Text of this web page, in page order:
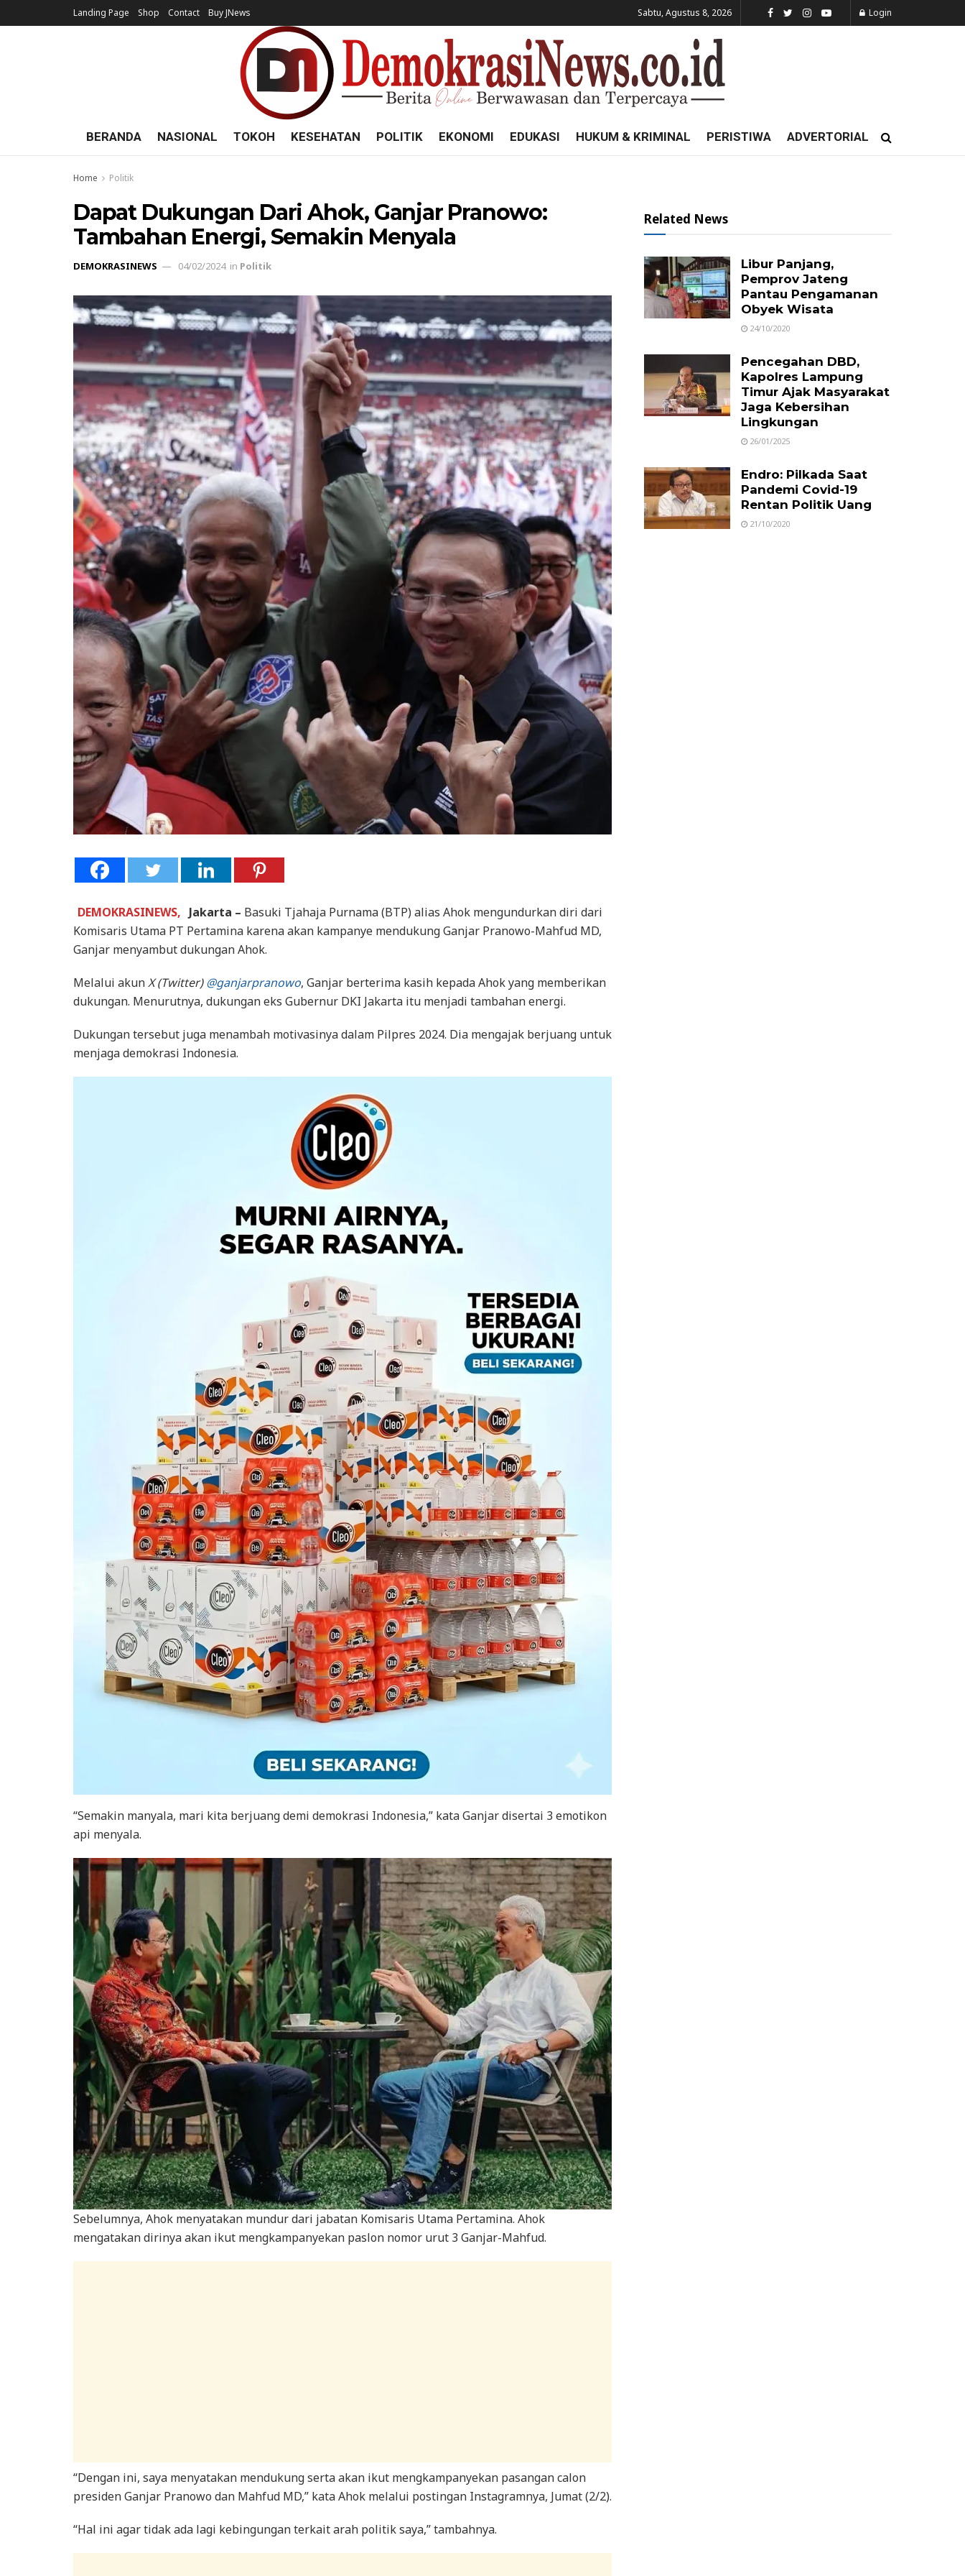
Landing Page Shop Contact Buy JNews Sabtu, Agustus 8, 2026 Login
BERANDA NASIONAL TOKOH KESEHATAN POLITIK EKONOMI EDUKASI HUKUM & KRIMINAL PERISTIWA ADVERTORIAL
Home Politik
Dapat Dukungan Dari Ahok, Ganjar Pranowo:
Tambahan Energi, Semakin Menyala
DEMOKRASINEWS 04/02/2024 in Politik
DEMOKRASINEWS, Jakarta – Basuki Tjahaja Purnama (BTP) alias Ahok mengundurkan diri dari
Komisaris Utama PT Pertamina karena akan kampanye mendukung Ganjar Pranowo-Mahfud MD,
Ganjar menyambut dukungan Ahok.
Melalui akunX (Twitter)@ganjarpranowo, Ganjar berterima kasih kepada Ahok yang memberikan
dukungan. Menurutnya, dukungan eks Gubernur DKI Jakarta itu menjadi tambahan energi.
Dukungan tersebut juga menambah motivasinya dalam Pilpres 2024. Dia mengajak berjuang untuk
menjaga demokrasi Indonesia.
“Semakin manyala, mari kita berjuang demi demokrasi Indonesia,” kata Ganjar disertai 3 emotikon
api menyala.
Sebelumnya, Ahok menyatakan mundur dari jabatan Komisaris Utama Pertamina. Ahok
mengatakan dirinya akan ikut mengkampanyekan paslon nomor urut 3 Ganjar-Mahfud.
“Dengan ini, saya menyatakan mendukung serta akan ikut mengkampanyekan pasangan calon
presiden Ganjar Pranowo dan Mahfud MD,” kata Ahok melalui postingan Instagramnya, Jumat (2/2).
“Hal ini agar tidak ada lagi kebingungan terkait arah politik saya,” tambahnya.
Related News
Libur Panjang,
Pemprov Jateng
Pantau Pengamanan
Obyek Wisata
24/10/2020
Pencegahan DBD,
Kapolres Lampung
Timur Ajak Masyarakat
Jaga Kebersihan
Lingkungan
26/01/2025
Endro: Pilkada Saat
Pandemi Covid-19
Rentan Politik Uang
21/10/2020